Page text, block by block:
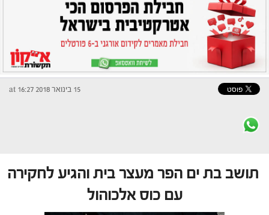
15 בינואר 2018 at 16:27
תושב בת ים הפר מעצר בית והגיע לחקירה
עם כוס אלכוהול